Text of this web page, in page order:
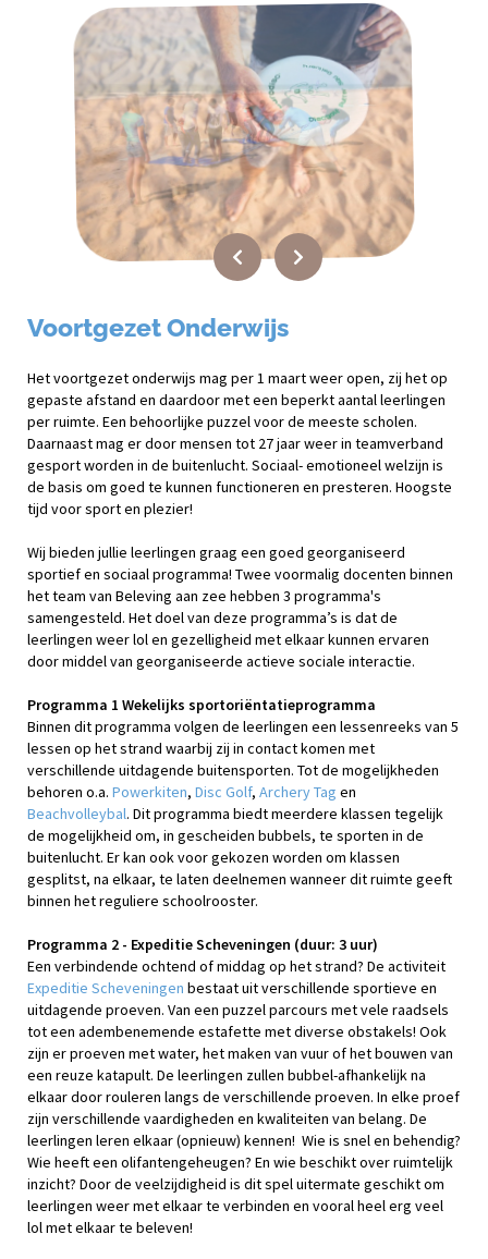
Voortgezet Onderwijs
Het voortgezet onderwijs mag per 1 maart weer open, zij het op
gepaste afstand en daardoor met een beperkt aantal leerlingen
per ruimte. Een behoorlijke puzzel voor de meeste scholen.
Daarnaast mag er door mensen tot 27 jaar weer in teamverband
gesport worden in de buitenlucht. Sociaal- emotioneel welzijn is
de basis om goed te kunnen functioneren en presteren. Hoogste
tijd voor sport en plezier!
Wij bieden jullie leerlingen graag een goed georganiseerd
sportief en sociaal programma! Twee voormalig docenten binnen
het team van Beleving aan zee hebben 3 programma's
samengesteld. Het doel van deze programma’s is dat de
leerlingen weer lol en gezelligheid met elkaar kunnen ervaren
door middel van georganiseerde actieve sociale interactie.
Programma 1 Wekelijks sportoriëntatieprogramma
Binnen dit programma volgen de leerlingen een lessenreeks van 5
lessen op het strand waarbij zij in contact komen met
verschillende uitdagende buitensporten. Tot de mogelijkheden
behoren o.a. Powerkiten, Disc Golf, Archery Tag en
Beachvolleybal. Dit programma biedt meerdere klassen tegelijk
de mogelijkheid om, in gescheiden bubbels, te sporten in de
buitenlucht. Er kan ook voor gekozen worden om klassen
gesplitst, na elkaar, te laten deelnemen wanneer dit ruimte geeft
binnen het reguliere schoolrooster.
Programma 2 - Expeditie Scheveningen (duur: 3 uur)
Een verbindende ochtend of middag op het strand? De activiteit
Expeditie Scheveningen bestaat uit verschillende sportieve en
uitdagende proeven. Van een puzzel parcours met vele raadsels
tot een adembenemende estafette met diverse obstakels! Ook
zijn er proeven met water, het maken van vuur of het bouwen van
een reuze katapult. De leerlingen zullen bubbel-afhankelijk na
elkaar door rouleren langs de verschillende proeven. In elke proef
zijn verschillende vaardigheden en kwaliteiten van belang. De
leerlingen leren elkaar (opnieuw) kennen! Wie is snel en behendig?
Wie heeft een olifantengeheugen? En wie beschikt over ruimtelijk
inzicht? Door de veelzijdigheid is dit spel uitermate geschikt om
leerlingen weer met elkaar te verbinden en vooral heel erg veel
lol met elkaar te beleven!